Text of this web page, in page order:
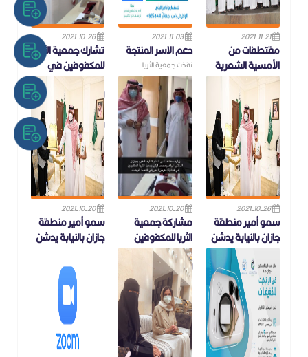
2021-11-21
مقتطفات من
الأمسية الشعرية
والتي تم تنفيذها
مساء يوم الجمعة
في نادي #جازان
الأدبي شكراً انتم
ش
2021-11-03
دعم الاسر المنتجة
نفذت جمعية الثريا
للمكفوفين برنامج دعم
الأسر
2021-10-26
تشارك جمعية الثريا
للمكفوفين في
معرضا تعريفيا
للعصا البيضاء في
إدارة التعليم بجازان
لعام 2021م
2021-10-26
سمو أمير منطقة
جازان بالنيابة يدشن
فعاليات الاحتفاء بـ
اليوم العالمي للعصا
البيضاء
2021-10-20
مشاركة جمعية
الثريا للمكفوفين
في معرضا تعريفيا
للعصاء البيضاء
شاركت جمعية الثريا
للمكفوفين في معرضا
تعريفيا للعصاء البيضاء مع
إدارة التعليم بجازان إدارة
التربي
2021-10-20
سمو أمير منطقة
جازان بالنيابة يدشن
اليوم العالمي للعصا
سمو أمير منطقة جازان
بالنيابة يدشن فعاليات
الاحتفاء بـ اليوم العالمي
للعصا البي